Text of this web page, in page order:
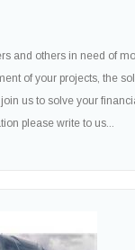
and others in need of
of your projects, the
us to solve your
please write to us...